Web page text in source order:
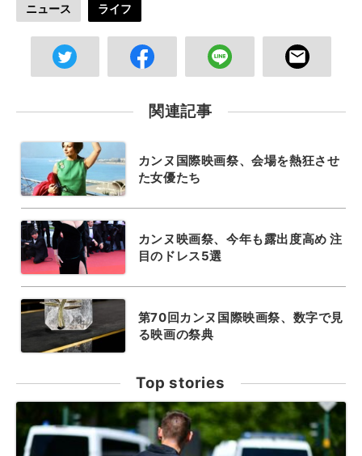
ニュース ライフ
関連記事
カンヌ国際映画祭、会場を熱狂させ
た女優たち
カンヌ映画祭、今年も露出度高め 注
目のドレス5選
第70回カンヌ国際映画祭、数字で見
る映画の祭典
Top stories